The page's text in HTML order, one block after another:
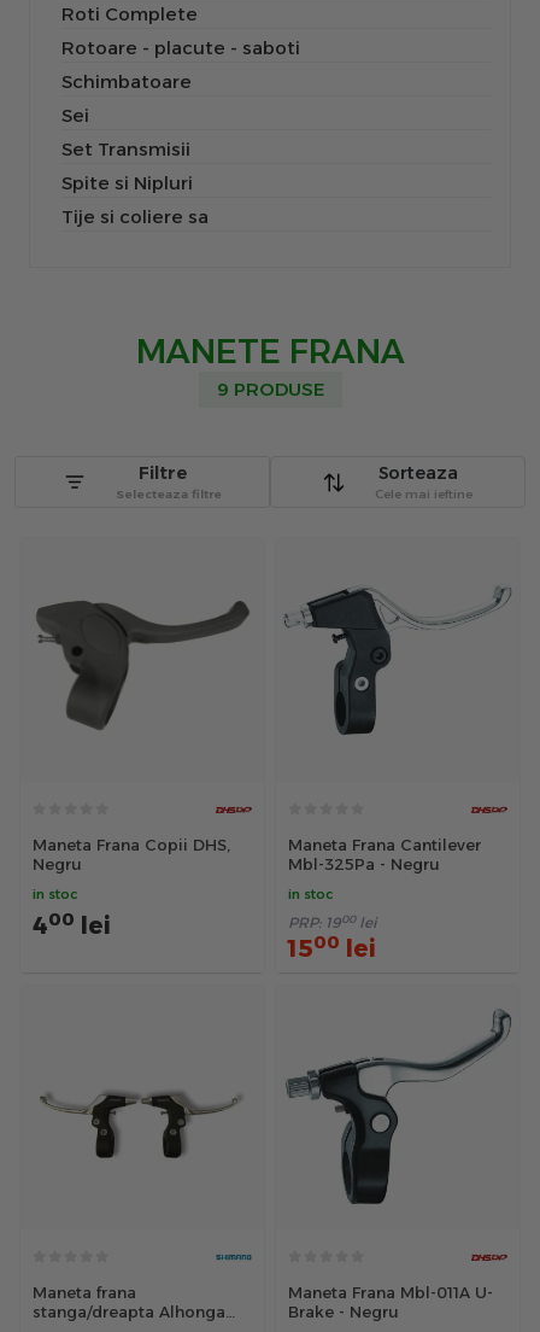
Roti Complete
Rotoare - placute - saboti
Schimbatoare
Sei
Set Transmisii
Spite si Nipluri
Tije si coliere sa
MANETE FRANA
9 PRODUSE
Sorteaza
Cele mai ieftine
Filtre
Selecteaza filtre
Maneta Frana Copii DHS,
Negru
in stoc
400 lei
Maneta Frana Cantilever
Mbl-325Pa - Negru
in stoc
PRP: 1900 lei
1500 lei
Maneta frana
stanga/dreapta Alhonga
Maneta Frana Mbl-011A U-
Brake - Negru